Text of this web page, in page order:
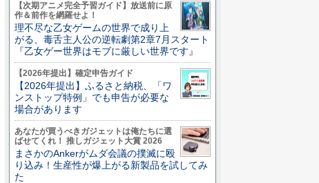
【次期アニメ完全予習ガイド】放送前に原
作＆前作を網羅せよ！
理不尽な乙女ゲームの世界で成り上
がる、毒舌主人公の逆転劇第2章7月スタート
『乙女ゲー世界はモブに厳しい世界です』
【2026年提出】確定申告ガイド
【2026年提出】ふるさと納税、「ワ
ンストップ特例」でも申告が必要な
場合があります
あなたが買うべきガジェットは俺たちに選
ばせてくれ！ 推しガジェット大賞 2026
まさかのAnkerがムダ会議の撲滅に殴
り込み！生産性が爆上がる新製品を試してみ
た